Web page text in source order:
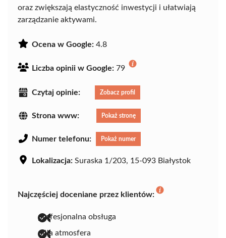
oraz zwiększają elastyczność inwestycji i ułatwiają
zarządzanie aktywami.
Ocena w Google: 4.8
Liczba opinii w Google: 79
Czytaj opinie: Zobacz profil
Strona www: Pokaż stronę
Numer telefonu: Pokaż numer
Lokalizacja: Suraska 1/203, 15-093 Białystok
Najczęściej doceniane przez klientów:
profesjonalna obsługa
miła atmosfera